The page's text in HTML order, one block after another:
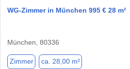
WG-Zimmer in München 995 € 28 m²
München, 80336
Zimmer ca. 28,00 m²